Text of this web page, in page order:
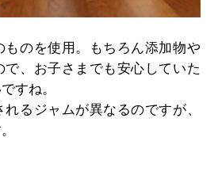
ものを使用。もちろん添加物や
、お子さまでも安心していた
すね。
るジャムが異なるのですが、